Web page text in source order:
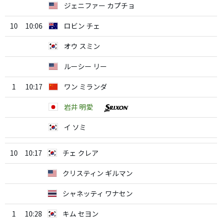
ジェニファー カプチョ
10 10:06 ロビン チェ
オウ スミン
ルーシー リー
1 10:17 ワン ミランダ
岩井 明愛
イ ソミ
10 10:17 チェ クレア
クリスティン ギルマン
シャネッティ ワナセン
1 10:28 キム セヨン